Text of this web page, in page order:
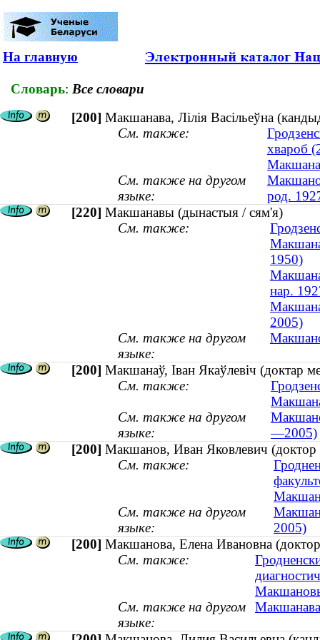
На главную
Словарь: Все словари
[200] Макшанава, Лілія Васільеўна
См. также:
хвароб
См. также на другом
языке:
род.
[220] Макшанавы (дынастыя / сям'я)
См. также:
1950)
нар.
2005)
См. также на другом
языке:
[200] Макшанаў, Іван Якаўлевіч (доктар
См. также:
См. также на другом
языке:
—2005)
[200] Макшанов, Иван Яковлевич
См. также:
См. также на другом
языке:
2005)
[200] Макшанова, Елена Ивановна
См. также:
См. также на другом
языке: